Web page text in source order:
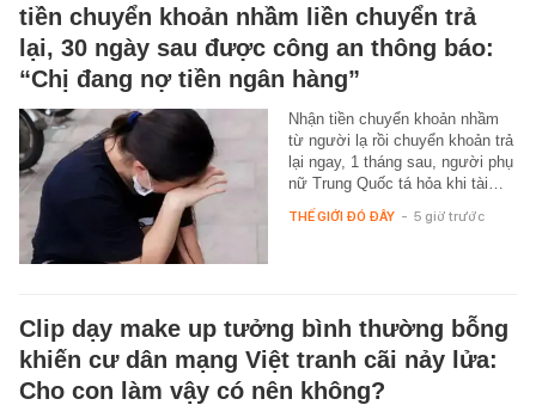
tiền chuyển khoản nhầm liền chuyển trả
lại, 30 ngày sau được công an thông báo:
“Chị đang nợ tiền ngân hàng”
Nhận tiền chuyển khoản nhầm
từ người lạ rồi chuyển khoản trả
lại ngay, 1 tháng sau, người phụ
nữ Trung Quốc tá hỏa khi tài…
THẾ GIỚI ĐÓ ĐÂY - 5 giờ trước
Clip dạy make up tưởng bình thường bỗng
khiến cư dân mạng Việt tranh cãi nảy lửa:
Cho con làm vậy có nên không?